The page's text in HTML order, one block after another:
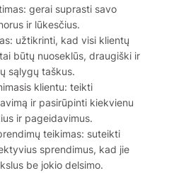
gerai suprasti savo
ir lūkesčius.
užtikrinti, kad visi klientų
būtų nuoseklūs, draugiški ir
sąlygų taškus.
klientu: teikti
ir pasirūpinti kiekvienu
ir pageidavimus.
teikimas: suteikti
sprendimus, kad jie
be jokio delsimo.